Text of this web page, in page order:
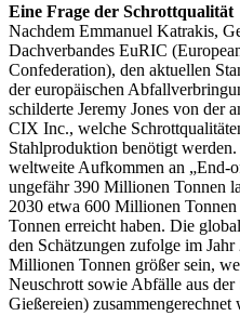
Eine Frage der Schrottqualität
Nachdem Emmanuel Katrakis,
Dachverbandes EuRIC
Confederation), den aktuellen
der europäischen
schilderte Jeremy Jones von der
CIX Inc., welche
Stahlproduktion benötigt
weltweite Aufkommen an „End-
ungefähr 390 Millionen Tonnen
2030 etwa 600 Millionen
Tonnen erreicht haben. Die
den Schätzungen zufolge im
Millionen Tonnen größer sein,
Neuschrott sowie Abfälle aus
Gießereien) zusammengerechnet